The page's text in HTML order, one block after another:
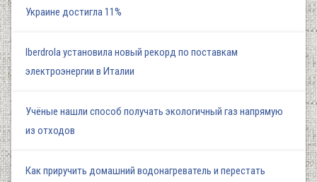
Украине достигла 11%
Iberdrola установила новый рекорд по поставкам
электроэнергии в Италии
Учёные нашли способ получать экологичный газ напрямую
из отходов
Как приручить домашний водонагреватель и перестать